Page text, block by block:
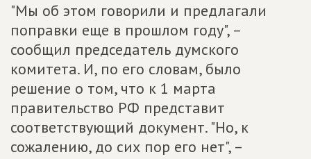
"Мы об этом говорили и предлагали
поправки еще в прошлом году", –
сообщил председатель думского
комитета. И, по его словам, было
решение о том, что к 1 марта
правительство РФ представит
соответствующий документ. "Но, к
сожалению, до сих пор его нет", –